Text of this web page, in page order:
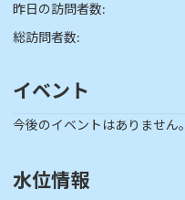
昨日の訪問者数:
総訪問者数:
イベント
今後のイベントはありません。
水位情報